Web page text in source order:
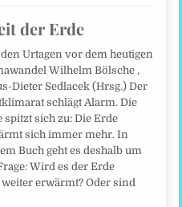
der Erde
den Urtagen vor dem heutigen
Wilhelm Bölsche ,
Dieter Sedlacek (Hrsg.) Der
schlägt Alarm. Die
spitzt sich zu: Die Erde
sich immer mehr. In
Buch geht es deshalb um
Wird es der Erde
erwärmt? Oder sind